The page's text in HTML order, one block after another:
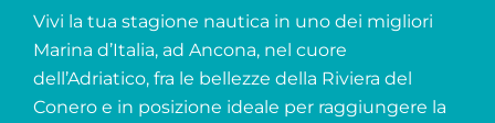
Vivi la tua stagione nautica in uno dei migliori
Marina d’Italia, ad Ancona, nel cuore
dell’Adriatico, fra le bellezze della Riviera del
Conero e in posizione ideale per raggiungere la